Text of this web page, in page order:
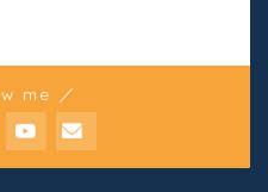
me ／